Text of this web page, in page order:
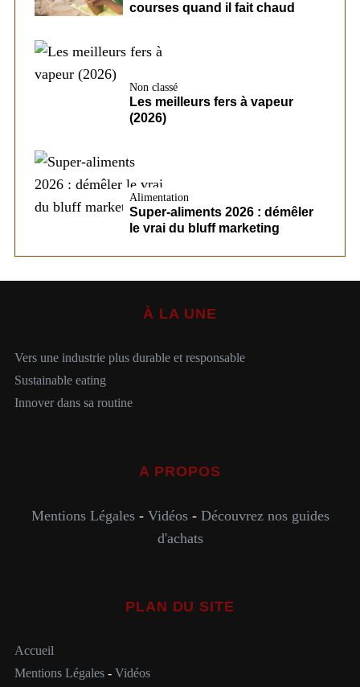
courses quand il fait chaud
Non classé
Les meilleurs fers à vapeur
(2026)
Alimentation
Super-aliments 2026 : démêler
le vrai du bluff marketing
À LA UNE
Vers une industrie plus durable et responsable
Sustainable eating
Innover dans sa routine
A PROPOS
Mentions Légales- Vidéos- Découvrez nos guides
d'achats
PLAN DU SITE
Accueil
Mentions Légales- Vidéos